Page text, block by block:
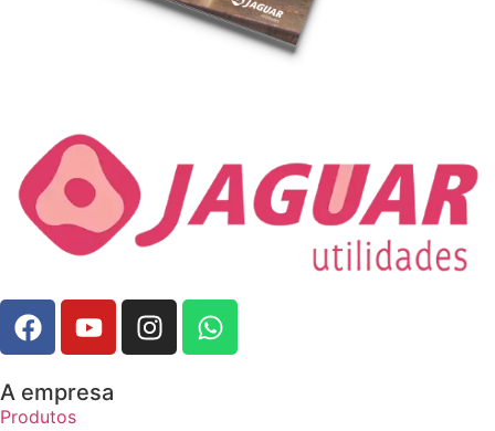
A empresa
Produtos